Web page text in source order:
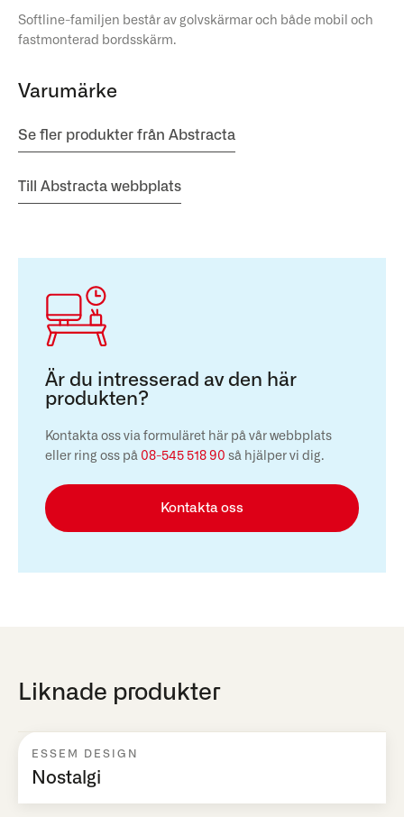
Softline-familjen består av golvskärmar och både mobil och
fastmonterad bordsskärm.
Varumärke
Se fler produkter från Abstracta
Till Abstracta webbplats
Är du intresserad av den här
produkten?
Kontakta oss via formuläret här på vår webbplats
eller ring oss på 08-545 518 90 så hjälper vi dig.
Kontakta oss
Liknade produkter
ESSEM DESIGN
Nostalgi